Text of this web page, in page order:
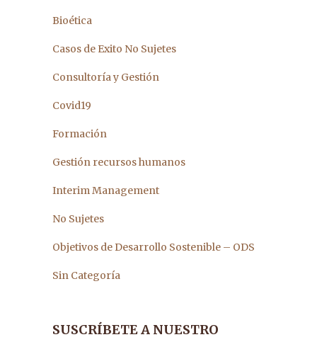
Bioética
Casos de Exito No Sujetes
Consultoría y Gestión
Covid19
Formación
Gestión recursos humanos
Interim Management
No Sujetes
Objetivos de Desarrollo Sostenible – ODS
Sin Categoría
SUSCRÍBETE A NUESTRO